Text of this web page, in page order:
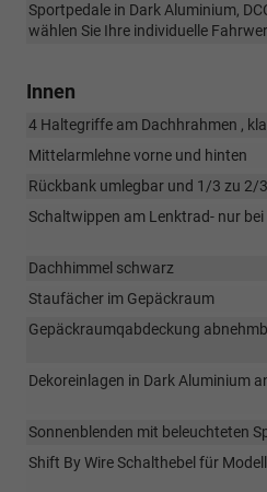
Sportpedale in Dark Aluminium,
wählen Sie Ihre individuelle
Innen
4 Haltegriffe am Dachhrahmen ,
Mittelarmlehne vorne und hinten
Rückbank umlegbar und 1/3 zu 2/
Schaltwippen am Lenktrad- nur bei
Dachhimmel schwarz
Staufächer im Gepäckraum
Gepäckraumqabdeckung
Dekoreinlagen in Dark Aluminium
Sonnenblenden mit beleuchteten
Shift By Wire Schalthebel für